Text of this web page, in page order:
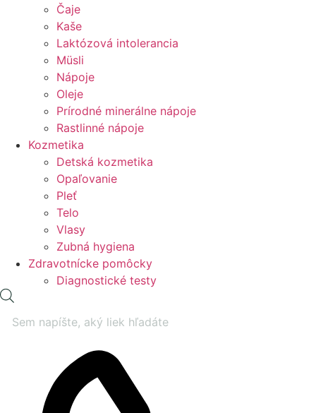
Čaje
Kaše
Laktózová intolerancia
Müsli
Nápoje
Oleje
Prírodné minerálne nápoje
Rastlinné nápoje
Kozmetika
Detská kozmetika
Opaľovanie
Pleť
Telo
Vlasy
Zubná hygiena
Zdravotnícke pomôcky
Diagnostické testy
search